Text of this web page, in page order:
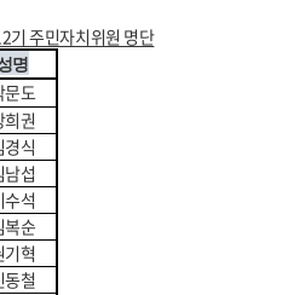
기 주민자치위원 명단
명
문도
희권
경식
남섭
수석
복순
기혁
동철